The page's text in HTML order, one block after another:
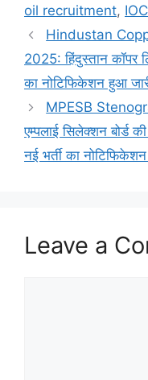
oil recruitment,
Hindustan
2025: हिंदुस्तान कॉपर
का नोटिफिकेशन हुआ
MPESB
एम्पलाई सिलेक्शन बोर्ड
नई भर्ती का
Leave a